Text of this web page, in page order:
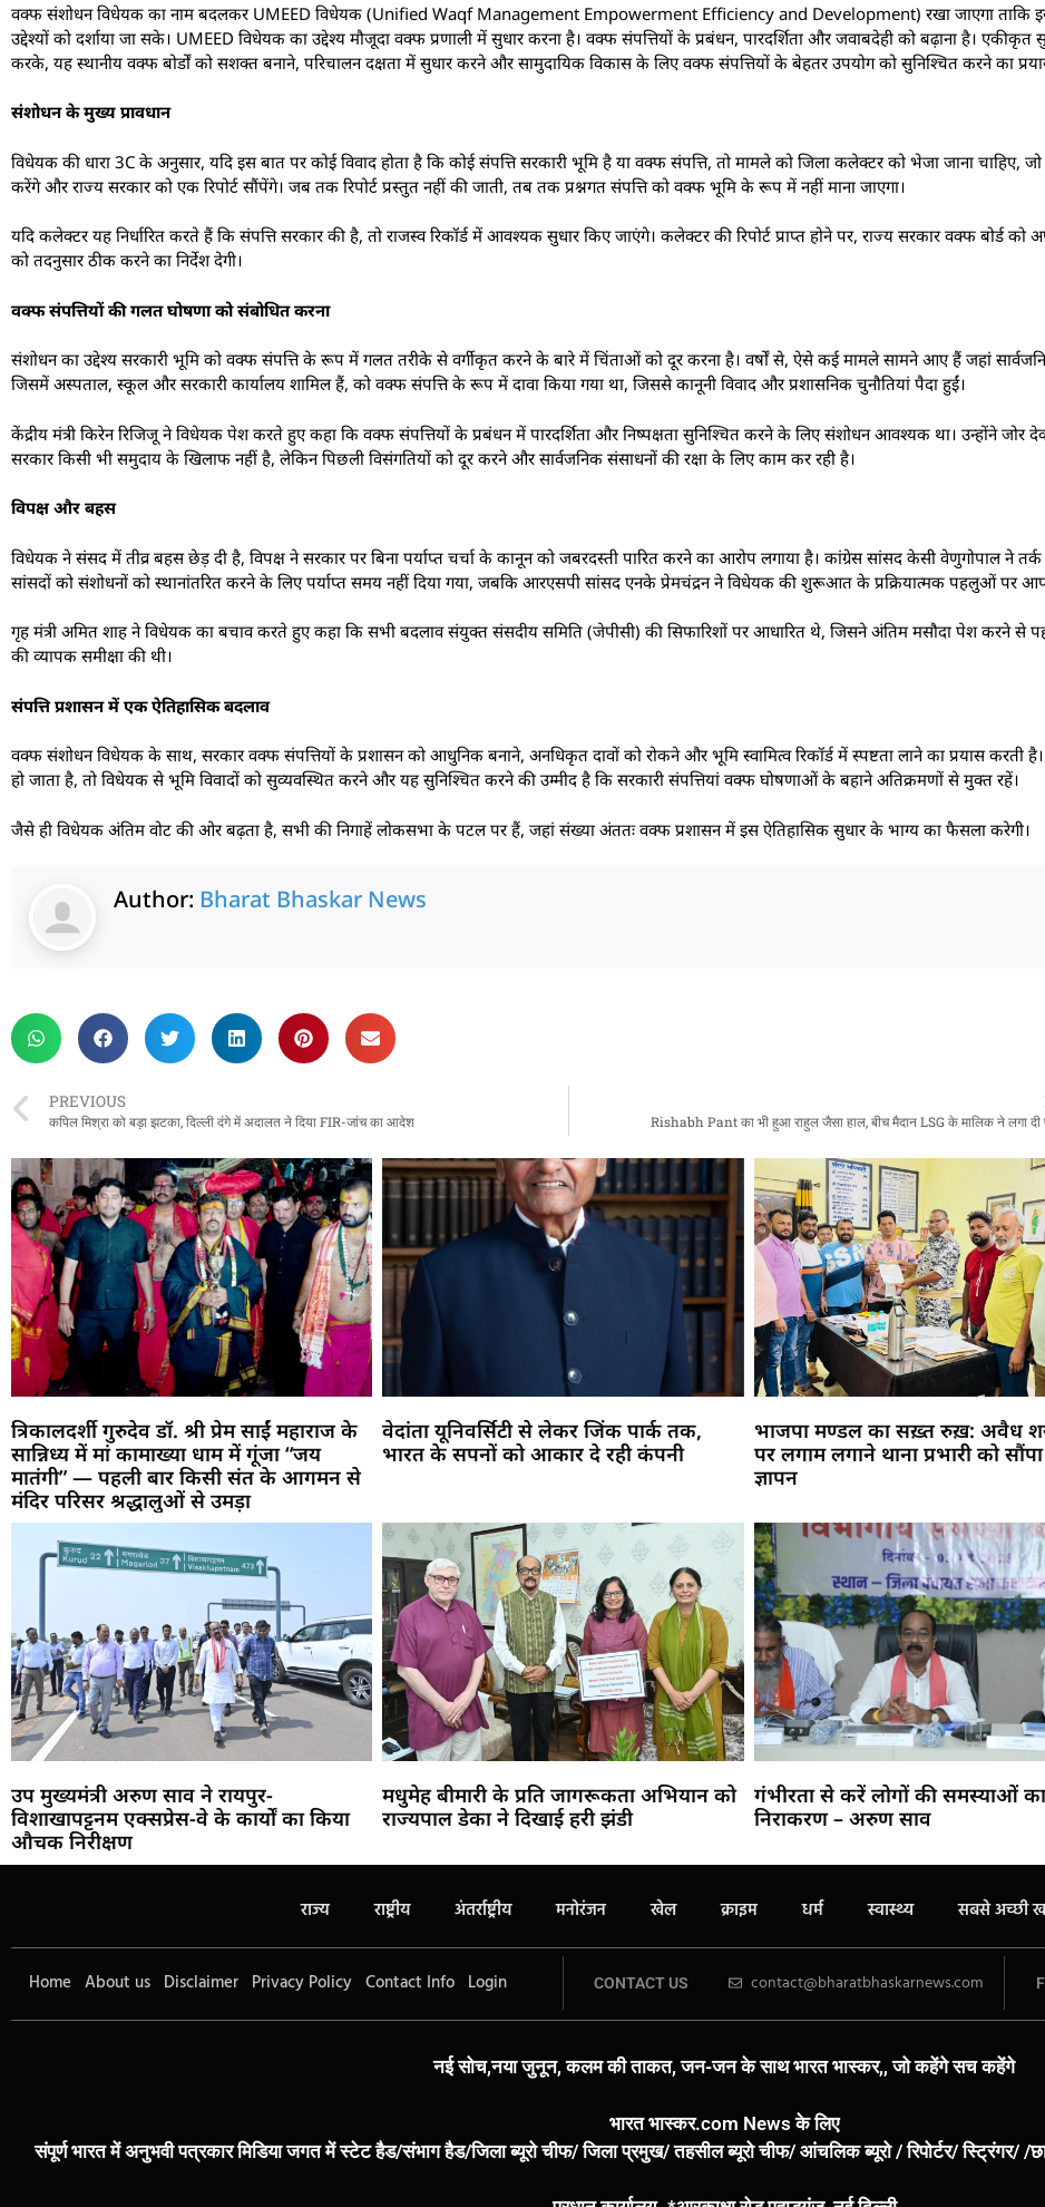
वक्फ संशोधन विधेयक का नाम बदलकर UMEED विधेयक (Unified Waqf Management Empowerment Efficiency and Development) रखा जाएगा ताकि
उद्देश्यों को दर्शाया जा सके। UMEED विधेयक का उद्देश्य मौजूदा वक्फ प्रणाली में सुधार करना है। वक्फ संपत्तियों के प्रबंधन, पारदर्शिता और जवाबदेही को बढ़ाना है। एकीकृत
करके, यह स्थानीय वक्फ बोर्डों को सशक्त बनाने, परिचालन दक्षता में सुधार करने और सामुदायिक विकास के लिए वक्फ संपत्तियों के बेहतर उपयोग को सुनिश्चित करने का
संशोधन के मुख्य प्रावधान
विधेयक की धारा 3C के अनुसार, यदि इस बात पर कोई विवाद होता है कि कोई संपत्ति सरकारी भूमि है या वक्फ संपत्ति, तो मामले को जिला कलेक्टर को भेजा जाना चाहिए,
करेंगे और राज्य सरकार को एक रिपोर्ट सौंपेंगे। जब तक रिपोर्ट प्रस्तुत नहीं की जाती, तब तक प्रश्नगत संपत्ति को वक्फ भूमि के रूप में नहीं माना जाएगा।
यदि कलेक्टर यह निर्धारित करते हैं कि संपत्ति सरकार की है, तो राजस्व रिकॉर्ड में आवश्यक सुधार किए जाएंगे। कलेक्टर की रिपोर्ट प्राप्त होने पर, राज्य सरकार वक्फ बोर्ड को
को तदनुसार ठीक करने का निर्देश देगी।
वक्फ संपत्तियों की गलत घोषणा को संबोधित करना
संशोधन का उद्देश्य सरकारी भूमि को वक्फ संपत्ति के रूप में गलत तरीके से वर्गीकृत करने के बारे में चिंताओं को दूर करना है। वर्षों से, ऐसे कई मामले सामने आए हैं जहां
जिसमें अस्पताल, स्कूल और सरकारी कार्यालय शामिल हैं, को वक्फ संपत्ति के रूप में दावा किया गया था, जिससे कानूनी विवाद और प्रशासनिक चुनौतियां पैदा हुईं।
केंद्रीय मंत्री किरेन रिजिजू ने विधेयक पेश करते हुए कहा कि वक्फ संपत्तियों के प्रबंधन में पारदर्शिता और निष्पक्षता सुनिश्चित करने के लिए संशोधन आवश्यक था। उन्होंने जोर
सरकार किसी भी समुदाय के खिलाफ नहीं है, लेकिन पिछली विसंगतियों को दूर करने और सार्वजनिक संसाधनों की रक्षा के लिए काम कर रही है।
विपक्ष और बहस
विधेयक ने संसद में तीव्र बहस छेड़ दी है, विपक्ष ने सरकार पर बिना पर्याप्त चर्चा के कानून को जबरदस्ती पारित करने का आरोप लगाया है। कांग्रेस सांसद केसी वेणुगोपाल ने तर्क
सांसदों को संशोधनों को स्थानांतरित करने के लिए पर्याप्त समय नहीं दिया गया, जबकि आरएसपी सांसद एनके प्रेमचंद्रन ने विधेयक की शुरूआत के प्रक्रियात्मक पहलुओं पर
गृह मंत्री अमित शाह ने विधेयक का बचाव करते हुए कहा कि सभी बदलाव संयुक्त संसदीय समिति (जेपीसी) की सिफारिशों पर आधारित थे, जिसने अंतिम मसौदा पेश करने से
की व्यापक समीक्षा की थी।
संपत्ति प्रशासन में एक ऐतिहासिक बदलाव
वक्फ संशोधन विधेयक के साथ, सरकार वक्फ संपत्तियों के प्रशासन को आधुनिक बनाने, अनधिकृत दावों को रोकने और भूमि स्वामित्व रिकॉर्ड में स्पष्टता लाने का प्रयास करती है।
हो जाता है, तो विधेयक से भूमि विवादों को सुव्यवस्थित करने और यह सुनिश्चित करने की उम्मीद है कि सरकारी संपत्तियां वक्फ घोषणाओं के बहाने अतिक्रमणों से मुक्त रहें।
जैसे ही विधेयक अंतिम वोट की ओर बढ़ता है, सभी की निगाहें लोकसभा के पटल पर हैं, जहां संख्या अंततः वक्फ प्रशासन में इस ऐतिहासिक सुधार के भाग्य का फैसला करेगी।
Author: Bharat Bhaskar News
PREVIOUS
कपिल मिश्रा को बड़ा झटका, दिल्ली दंगे में अदालत ने दिया FIR-जांच का आदेश Rishabh Pant का भी हुआ राहुल जैसा हाल, बीच मैदान LSG के मालिक ने लगा दी
त्रिकालदर्शी गुरुदेव डॉ. श्री प्रेम साईं महाराज के
सान्निध्य में मां कामाख्या धाम में गूंजा “जय
मातंगी” — पहली बार किसी संत के आगमन से
मंदिर परिसर श्रद्धालुओं से उमड़ा
वेदांता यूनिवर्सिटी से लेकर जिंक पार्क तक,
भारत के सपनों को आकार दे रही कंपनी
भाजपा मण्डल का सख़्त रुख़: अवैध
पर लगाम लगाने थाना प्रभारी को
ज्ञापन
उप मुख्यमंत्री अरुण साव ने रायपुर-
विशाखापट्टनम एक्सप्रेस-वे के कार्यों का किया
औचक निरीक्षण
मधुमेह बीमारी के प्रति जागरूकता अभियान को
राज्यपाल डेका ने दिखाई हरी झंडी
गंभीरता से करें लोगों की समस्याओं का
निराकरण – अरुण साव
राज्य राष्ट्रीय अंतर्राष्ट्रीय मनोरंजन खेल क्राइम धर्म स्वास्थ्य सबसे अच्छी
Home About us Disclaimer Privacy Policy Contact Info Login CONTACT US contact@bharatbhaskarnews.com
नई सोच,नया जुनून, कलम की ताकत, जन-जन के साथ भारत भास्कर,, जो कहेंगे सच कहेंगे
भारत भास्कर.com News के लिए
संपूर्ण भारत में अनुभवी पत्रकार मिडिया जगत में स्टेट हैड/संभाग हैड/जिला ब्यूरो चीफ/ जिला प्रमुख/ तहसील ब्यूरो चीफ/ आंचलिक ब्यूरो / रिपोर्टर/ स्ट्रिंगर/ /